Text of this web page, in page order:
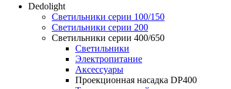
Dedolight
Светильники серии 100/150
Светильники серии 200
Светильники серии 400/650
Светильники
Электропитание
Аксессуары
Проекционная насадка DP400